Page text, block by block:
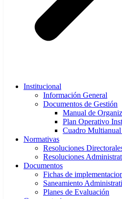
Institucional
Información General
Documentos de Gestión
Manual de
Plan Operativo
Cuadro Multianual
Normativas
Resoluciones
Resoluciones
Documentos
Fichas de
Saneamiento
Planes de Evaluación